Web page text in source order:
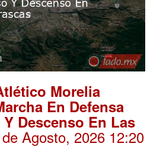
Morelia
En Defensa
Descenso En Las
Agosto, 2026 12:20